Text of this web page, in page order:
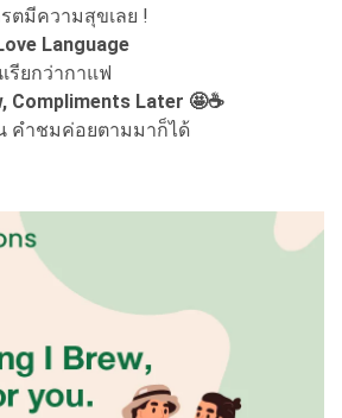
ตมีความสุขเลย !
Language
รียกว่ากาแฟ
Compliments Later 🤩☕
คำชมค่อยตามมาก็ได้